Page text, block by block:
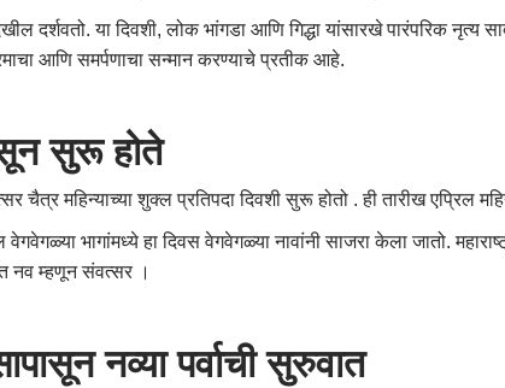
दर्शवतो. या दिवशी, लोक भांगडा आणि गिद्धा यांसारखे पारंपरिक नृत्य
आणि समर्पणाचा सन्मान करण्याचे प्रतीक आहे.
सुरू होते
महिन्याच्या शुक्ल प्रतिपदा दिवशी सुरू होतो . ही तारीख एप्रिल
भागांमध्ये हा दिवस वेगवेगळ्या नावांनी साजरा केला जातो.
नव म्हणून संवत्सर ।
नव्या पर्वाची सुरुवात